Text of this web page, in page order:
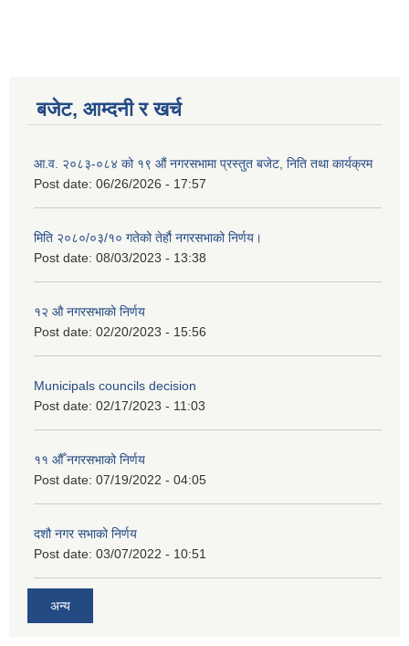
बजेट, आम्दनी र खर्च
आ.व. २०८३-०८४ को १९ औं नगरसभामा प्रस्तुत बजेट, निति तथा कार्यक्रम
Post date: 06/26/2026 - 17:57
मिति २०८०/०३/१० गतेको तेर्हौ नगरसभाको निर्णय।
Post date: 08/03/2023 - 13:38
१२ औ नगरसभाको निर्णय
Post date: 02/20/2023 - 15:56
Municipals councils decision
Post date: 02/17/2023 - 11:03
११ ‌औँ नगरसभाको निर्णय
Post date: 07/19/2022 - 04:05
दशौ नगर सभाको निर्णय
Post date: 03/07/2022 - 10:51
अन्य